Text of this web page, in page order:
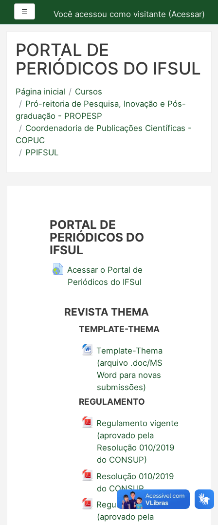
conteúdo
☰ Painel lateralVocê acessou como visitante (Acessar)
PORTAL DE
PERIÓDICOS DO IFSUL
Página inicial
Cursos
Pró-reitoria de Pesquisa, Inovação e Pós-
graduação - PROPESP
Coordenadoria de Publicações Científicas -
COPUC
PPIFSUL
PORTAL DE
PERIÓDICOS DO
IFSUL
Acessar o Portal de
Periódicos do IFSul
REVISTA THEMA
TEMPLATE-THEMA
Template-Thema
(arquivo .doc/MS
Word para novas
submissões)
REGULAMENTO
Regulamento vigente
(aprovado pela
Resolução 010/2019
do CONSUP)
Resolução 010/2019
do CONSUP
Regulamento anterior
(aprovado pela